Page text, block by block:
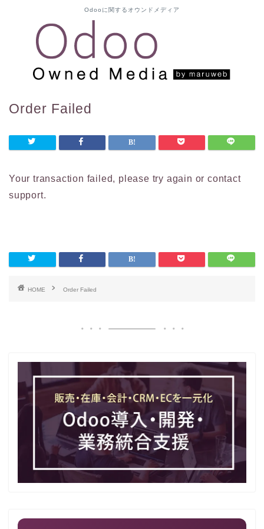
Odooに関するオウンドメディア
Order Failed
Your transaction failed, please try again or contact
support.
HOME Order Failed